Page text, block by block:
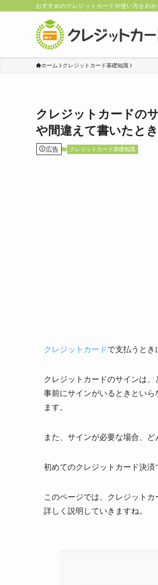
おすすめのクレジットカードや使い方をわ
ホーム クレジットカード基礎知識
クレジットカードの
や間違えて書いたと
広告 クレジットカード基礎知識
クレジットカードで支払うとき
クレジットカードのサインは
事前にサインがいるときとい
ます。
また、サインが必要な場合、
初めてのクレジットカード決済
このページでは、クレジット
詳しく説明していきますね。